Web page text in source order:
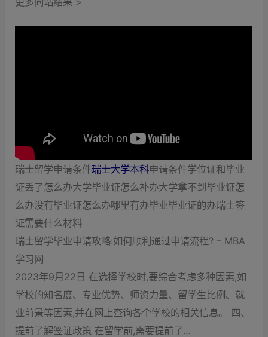
瑞士留学申请条件瑞士大学本科申请条件学位证和毕业
证丢了怎么办大学毕业证怎么补办大学拿不到毕业证怎
么办没有毕业证怎么办哪里有办毕业毕业证的办瑞士签
证需要什么材料
瑞士留学毕业申请攻略:如何顺利通过申请流程? – MBA
学习网
2023年9月22日 在选择学校时,要综合考虑多种因素,如
学校的知名度、专业优势、师资力量、留学生比例、就
业前景等因素,并在网上查询各个学校的相关信息。 四、
提前了解签证政策 在留学前,需要提前了…